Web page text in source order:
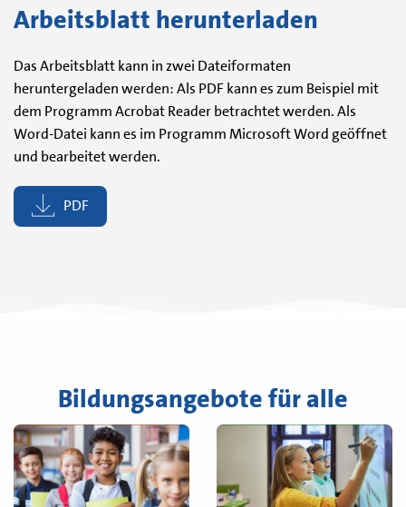
Arbeitsblatt herunterladen
Das Arbeitsblatt kann in zwei Dateiformaten
heruntergeladen werden: Als PDF kann es zum Beispiel mit
dem Programm Acrobat Reader betrachtet werden. Als
Word-Datei kann es im Programm Microsoft Word geöffnet
und bearbeitet werden.
PDF
Bildungsangebote für alle